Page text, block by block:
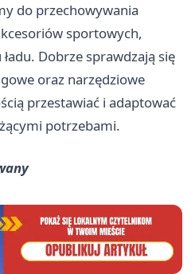
do przechowywania
sportowych,
Dobrze sprawdzają się
oraz narzędziowe
przestawiać i adaptować
potrzebami.